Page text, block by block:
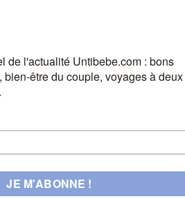
question, mon homme l’a d’ailleurs souvent